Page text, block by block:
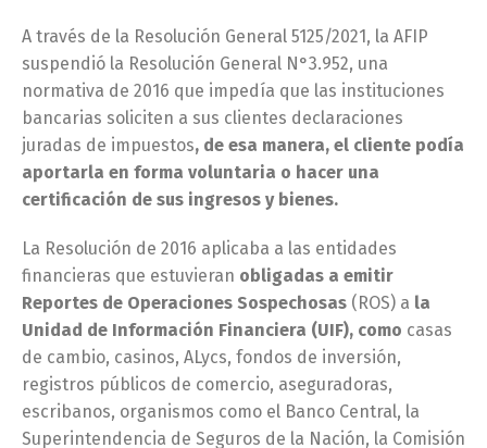
A través de la Resolución General 5125/2021, la AFIP
suspendió la Resolución General N°3.952, una
normativa de 2016 que impedía que las instituciones
bancarias soliciten a sus clientes declaraciones
juradas de impuestos, de esa manera, el cliente podía
aportarla en forma voluntaria o hacer una
certificación de sus ingresos y bienes.
La Resolución de 2016 aplicaba a las entidades
financieras que estuvieran obligadas a emitir
Reportes de Operaciones Sospechosas (ROS) a la
Unidad de Información Financiera (UIF), como casas
de cambio, casinos, ALycs, fondos de inversión,
registros públicos de comercio, aseguradoras,
escribanos, organismos como el Banco Central, la
Superintendencia de Seguros de la Nación, la Comisión